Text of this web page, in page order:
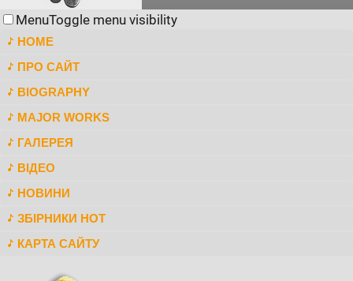
MenuToggle menu visibility
HOME
ПРО САЙТ
BIOGRAPHY
MAJOR WORKS
ГАЛЕРЕЯ
ВІДЕО
НОВИНИ
ЗБІРНИКИ НОТ
КАРТА САЙТУ